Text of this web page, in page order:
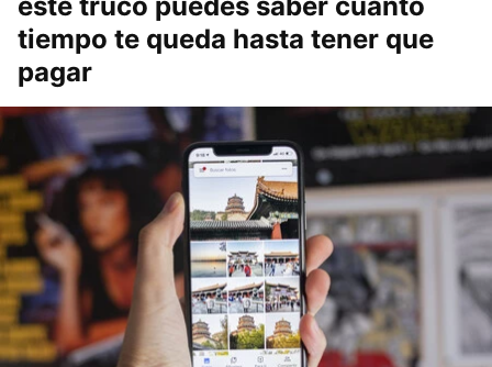
tiempo te queda hasta tener que
pagar